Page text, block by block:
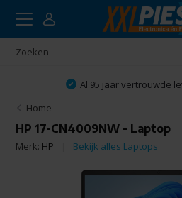
Al 95 jaar vertrouwde
Home
HP 17-CN4009NW - Laptop
Merk: HP Bekijk alles Laptops